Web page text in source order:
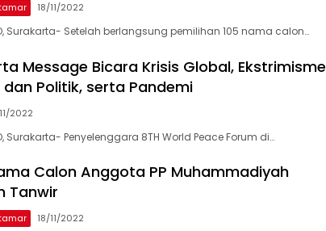
18/11/2022
Surakarta- Setelah berlangsung pemilihan 105 nama calon…
Message Bicara Krisis Global, Ekstrimisme
Politik, serta Pandemi
2022
Surakarta- Penyelenggara 8TH World Peace Forum di…
Calon Anggota PP Muhammadiyah
Tanwir
18/11/2022